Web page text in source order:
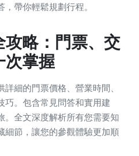
帶你輕鬆規劃行程。
攻略：門票、交
次掌握
細的門票價格、營業時間、
巧。包含常見問答和實用建
。全文深度解析所有您需要知
細節，讓您的參觀體驗更加順